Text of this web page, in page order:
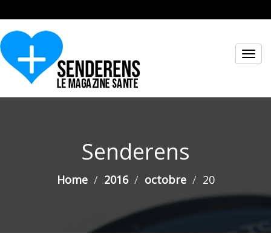
Senderens
Home 2016 octobre 20